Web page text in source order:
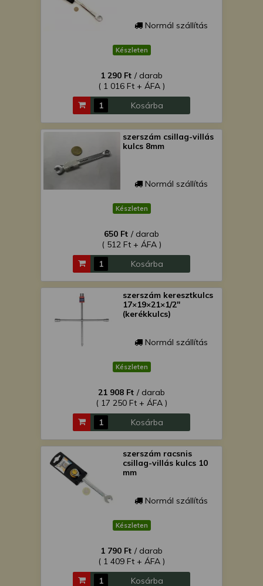
Normál szállítás
Készleten
1 290 Ft / darab
( 1 016 Ft + ÁFA )
Kosárba
szerszám csillag-villás
kulcs 8mm
Normál szállítás
Készleten
650 Ft / darab
( 512 Ft + ÁFA )
Kosárba
szerszám keresztkulcs
17×19×21×1/2"
(kerékkulcs)
Normál szállítás
Készleten
21 908 Ft / darab
( 17 250 Ft + ÁFA )
Kosárba
szerszám racsnis
csillag-villás kulcs 10
mm
Normál szállítás
Készleten
1 790 Ft / darab
( 1 409 Ft + ÁFA )
Kosárba